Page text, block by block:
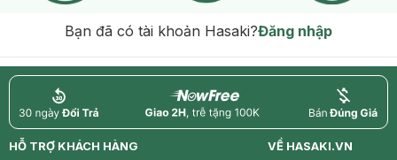
Bạn đã có tài khoản Hasaki?Đăng nhập
return nowfree price
HỖ TRỢ KHÁCH HÀNG
VỀ HASAKI.VN